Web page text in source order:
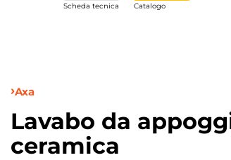
Scheda tecnica Catalogo
Axa
Lavabo da
ceramica